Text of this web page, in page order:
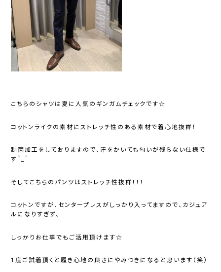
こちらのシャツは夏に人気のギンガムチェックです☆
コットンライクの素材にストレッチ性のある素材で着心地抜群！
制菌加工をしておりますので、汗をかいても匂いが残らない仕様で
す＾_＾
そしてこちらのパンツはストレッチ性抜群！！！
コットンですが、センタープレスがしっかり入ってますので、カジュア
ルになりすぎず、
しっかりお仕事でもご活用頂けます☆
1度ご試着頂くと履き心地の良さにやみつきになると思います（笑）